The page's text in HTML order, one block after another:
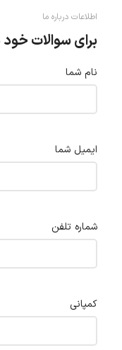
اطلاعات درباره ما
برای سوالات
نام شما
ایمیل شما
شماره تلفن
کمپانی